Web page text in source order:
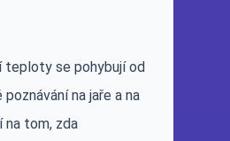
teploty se pohybují od
na jaře a na
na tom, zda